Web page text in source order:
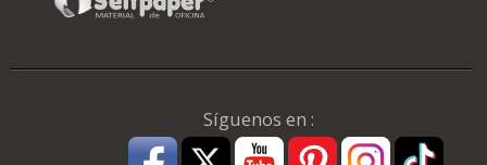
Síguenos en :